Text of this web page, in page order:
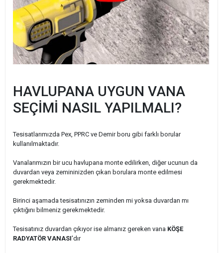
HAVLUPANA UYGUN VANA
SEÇİMİ NASIL YAPILMALI?
Tesisatlarımızda Pex, PPRC ve Demir boru gibi farklı borular
kullanılmaktadır.
Vanalarımızın bir ucu havlupana monte edilirken, diğer ucunun da
duvardan veya zemininizden çıkan borulara monte edilmesi
gerekmektedir.
Birinci aşamada tesisatınızın zeminden mi yoksa duvardan mı
çıktığını bilmeniz gerekmektedir.
Tesisatınız duvardan çıkıyor ise almanız gereken vana KÖŞE
RADYATÖR VANASI'dır